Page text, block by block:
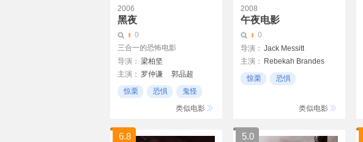
2006
黑夜
0
三合一的恐怖电影
导演： 梁柏坚
主演： 罗仲谦
郭品超
刘心悠
黄婉伶
惊栗 恐惧
鬼怪
类似电影
2008
午夜电影
0
导演： Jack Messitt
主演：
Rebekah Brandes
Daniel Bonjour
惊栗
恐惧
类似电影
6.8 5.0